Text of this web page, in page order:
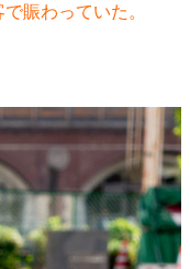
賑わっていた。